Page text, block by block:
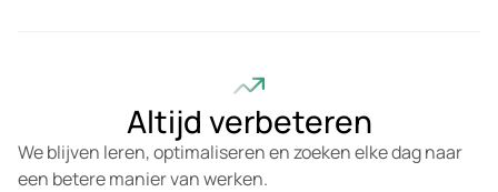
Altijd verbeteren
We blijven leren, optimaliseren en zoeken elke dag naar
een betere manier van werken.